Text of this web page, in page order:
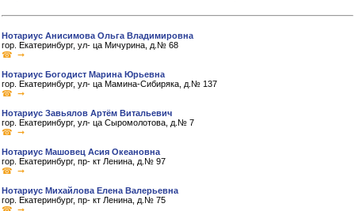
Нотариус Анисимова Ольга Владимировна
гор. Екатеринбург, ул- ца Мичурина, д.№ 68
☎ ➞
Нотариус Богодист Марина Юрьевна
гор. Екатеринбург, ул- ца Мамина-Сибиряка, д.№ 137
☎ ➞
Нотариус Завьялов Артём Витальевич
гор. Екатеринбург, ул- ца Сыромолотова, д.№ 7
☎ ➞
Нотариус Машовец Асия Океановна
гор. Екатеринбург, пр- кт Ленина, д.№ 97
☎ ➞
Нотариус Михайлова Елена Валерьевна
гор. Екатеринбург, пр- кт Ленина, д.№ 75